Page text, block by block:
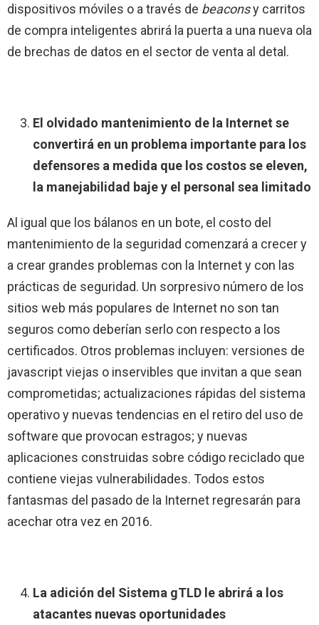
dispositivos móviles o a través de beaconsy carritos
de compra inteligentes abrirá la puerta a una nueva ola
de brechas de datos en el sector de venta al detal.
El olvidado mantenimiento de la Internet se
convertirá en un problema importante para los
defensores a medida que los costos se eleven,
la manejabilidad baje y el personal sea limitado
Al igual que los bálanos en un bote, el costo del
mantenimiento de la seguridad comenzará a crecer y
a crear grandes problemas con la Internet y con las
prácticas de seguridad. Un sorpresivo número de los
sitios web más populares de Internet no son tan
seguros como deberían serlo con respecto a los
certificados. Otros problemas incluyen: versiones de
javascript viejas o inservibles que invitan a que sean
comprometidas; actualizaciones rápidas del sistema
operativo y nuevas tendencias en el retiro del uso de
software que provocan estragos; y nuevas
aplicaciones construidas sobre código reciclado que
contiene viejas vulnerabilidades. Todos estos
fantasmas del pasado de la Internet regresarán para
acechar otra vez en 2016.
La adición del Sistema gTLD le abrirá a los
atacantes nuevas oportunidades